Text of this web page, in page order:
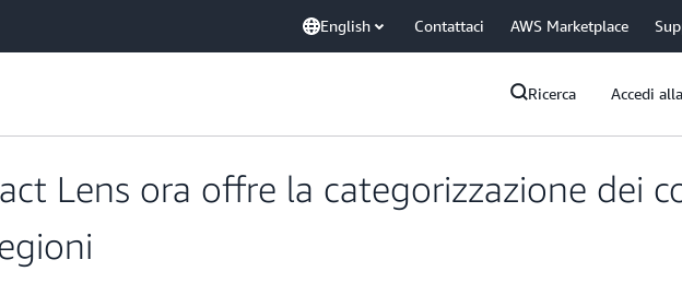
English Contattaci AWS Marketplace
Ricerca Accedi
Lens ora offre la categorizzazione dei